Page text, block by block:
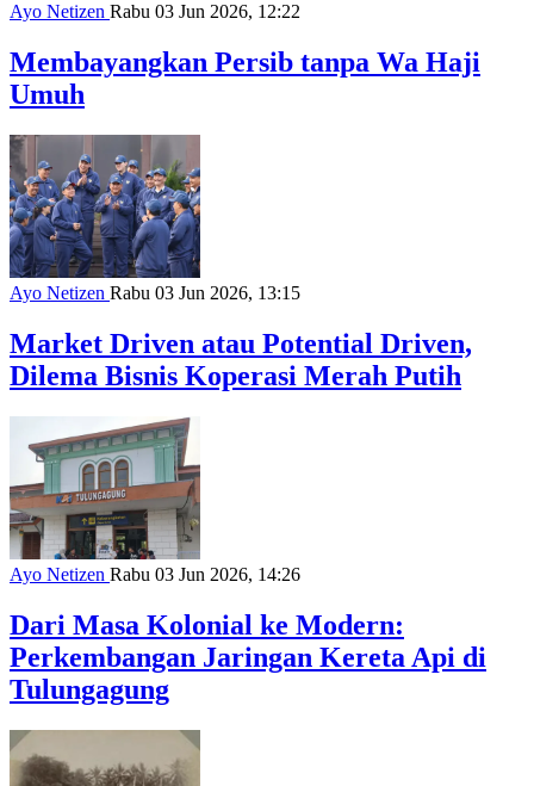
Ayo Netizen Rabu 03 Jun 2026, 12:22
Membayangkan Persib tanpa Wa Haji
Umuh
Ayo Netizen Rabu 03 Jun 2026, 13:15
Market Driven atau Potential Driven,
Dilema Bisnis Koperasi Merah Putih
Ayo Netizen Rabu 03 Jun 2026, 14:26
Dari Masa Kolonial ke Modern:
Perkembangan Jaringan Kereta Api di
Tulungagung